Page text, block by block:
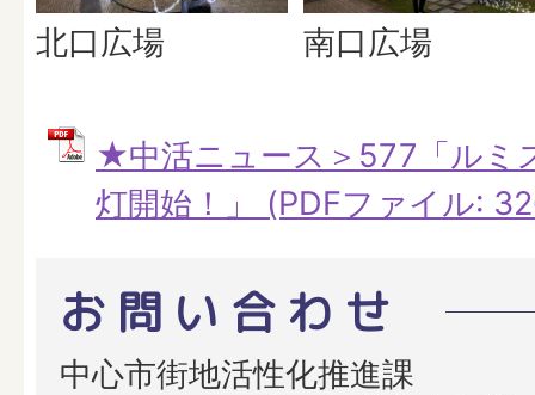
北口広場 南口広場
★中活ニュース＞577「ル
灯開始！」 (PDFファイル:
お問い合わせ
中心市街地活性化推進課